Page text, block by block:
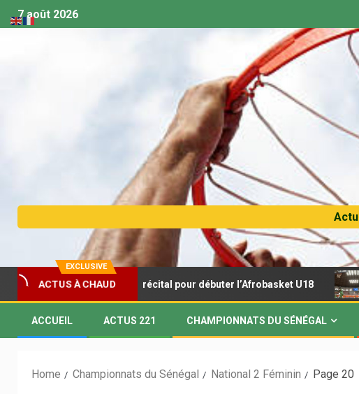
7 août 2026
EXCLUSIVE
ACTUS À CHAUD
s’offrent un récital pour débuter l’Afrobasket U18 Afrobasket
ACCUEIL ACTUS 221 CHAMPIONNATS DU SÉNÉGAL
Home Championnats du Sénégal National 2 Féminin Page 20